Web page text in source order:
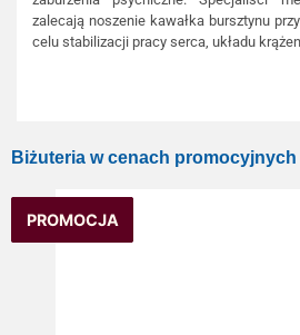
zalecają noszenie kawałka bursztynu
celu stabilizacji pracy serca, układu
Biżuteria w cenach promocyjnych
PROMOCJA
PROMOCJA
PROMOCJA
PROMOCJA